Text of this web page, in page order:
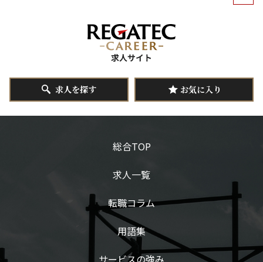
求人を探す お気に入り
総合TOP
求人一覧
転職コラム
用語集